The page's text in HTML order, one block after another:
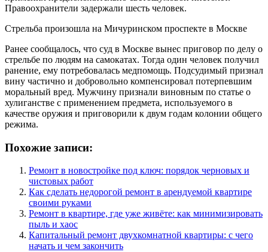
Правоохранители задержали шесть человек.
Стрельба произошла на Мичуринском проспекте в Москве
Ранее сообщалось, что суд в Москве вынес приговор по делу о
стрельбе по людям на самокатах. Тогда один человек получил
ранение, ему потребовалась медпомощь. Подсудимый признал
вину частично и добровольно компенсировал потерпевшим
моральный вред. Мужчину признали виновным по статье о
хулиганстве с применением предмета, используемого в
качестве оружия и приговорили к двум годам колонии общего
режима.
Похожие записи:
Ремонт в новостройке под ключ: порядок черновых и
чистовых работ
Как сделать недорогой ремонт в арендуемой квартире
своими руками
Ремонт в квартире, где уже живёте: как минимизировать
пыль и хаос
Капитальный ремонт двухкомнатной квартиры: с чего
начать и чем закончить